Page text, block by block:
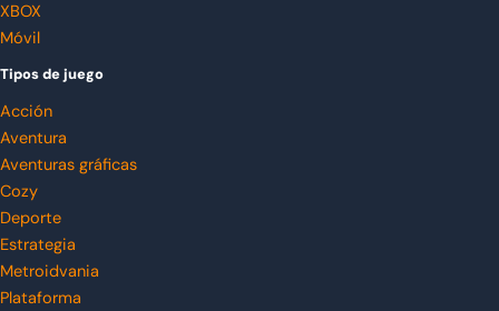
XBOX
Móvil
Tipos de juego
Acción
Aventura
Aventuras gráficas
Cozy
Deporte
Estrategia
Metroidvania
Plataforma